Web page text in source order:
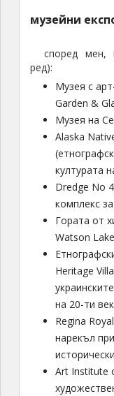
музейни
според мен,
ред):
Музея с
Garden &
Музея на
Alaska
културата
Dredge No
комплекс
Гората от
Watson
Heritage
на 20-ти
Regina
нарекъл
Art Institute